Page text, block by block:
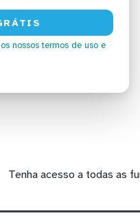
os nossos termos de uso e
Tenha acesso a todas as